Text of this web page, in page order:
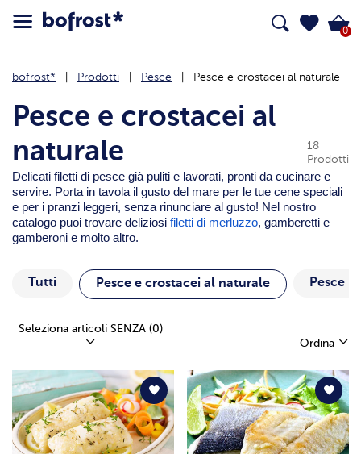
0
bofrost* Prodotti Pesce Pesce e crostacei al naturale
Pesce e crostacei al
naturale
18
Prodotti
Delicati filetti di pesce già puliti e lavorati, pronti da cucinare e
servire. Porta in tavola il gusto del mare per le tue cene speciali
e per i pranzi leggeri, senza rinunciare al gusto! Nel nostro
catalogo puoi trovare deliziosi filetti di merluzzo, gamberetti e
gamberoni e molto altro.
Tutti Pesce e crostacei al naturale Pesce
Seleziona articoli SENZA (0)
Ordina